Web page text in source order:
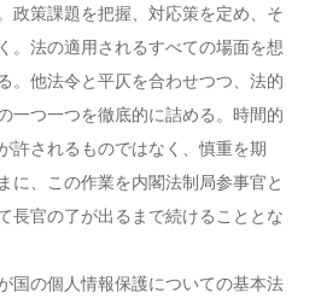
政策課題を把握、対応策を定め、そ
。法の適用されるすべての場面を想
。他法令と平仄を合わせつつ、法的
一つ一つを徹底的に詰める。時間的
許されるものではなく、慎重を期
に、この作業を内閣法制局参事官と
長官の了が出るまで続けることとな
国の個人情報保護についての基本法